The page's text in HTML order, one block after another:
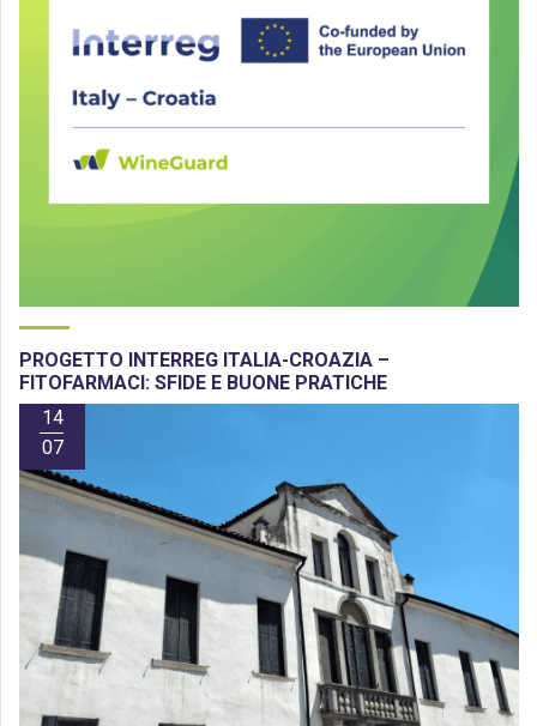
PROGETTO INTERREG ITALIA-CROAZIA –
FITOFARMACI: SFIDE E BUONE PRATICHE
14
07